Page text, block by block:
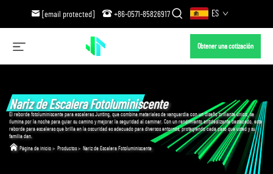
[email protected] +86-0571-85826917 ES
Obtener una cotización
Nariz de Escalera Fotoluminiscente
El reborde fotoluminiscente para escaleras Junting, que combina materiales de vanguardia con un diseño brillante único, se
ilumina por la noche para guiar su camino y mejorar la seguridad al caminar. Con un rendimiento antideslizante destacado, este
reborde para escaleras que brilla en la oscuridad es adecuado para diversos entornos, protegiendo cada paso que usted y su
familia dan.
Página de inicio > Productos> Nariz de Escalera Fotoluminiscente